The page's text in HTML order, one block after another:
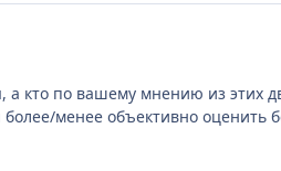
а кто по вашему мнению из этих
менее объективно оценить